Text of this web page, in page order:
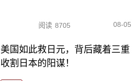
阅读 8705 08-05
美国如此救日元，背后藏着三重
收割日本的阳谋！